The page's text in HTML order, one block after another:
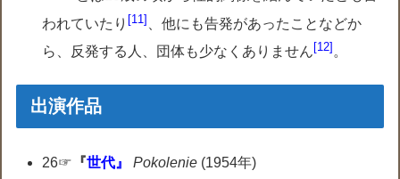
われていたり 11
、他にも告発があったことなどか
ら、反発する人、団体も少なくありません 12 。
出演作品
26☞ 『世代』 Pokolenie (1954年)